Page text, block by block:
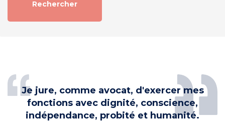
Je jure, comme avocat, d'exercer mes
fonctions avec dignité, conscience,
indépendance, probité et humanité.